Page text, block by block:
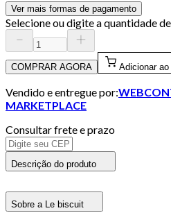
Ver mais formas de pagamento
Selecione ou digite a quantidade
COMPRAR AGORA Adicionar
Vendido e entregue por:
MARKETPLACE
Consultar frete e prazo
Descrição do produto
Sobre a Le biscuit